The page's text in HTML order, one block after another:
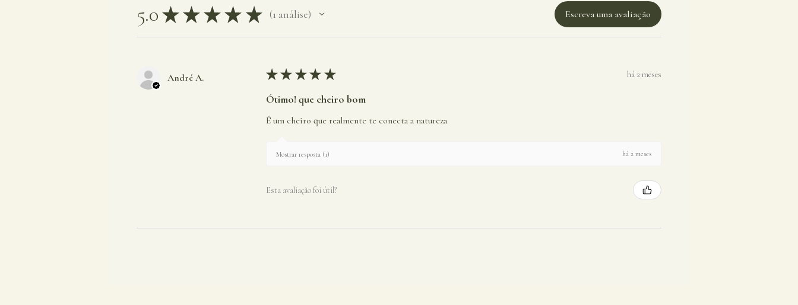
5.0 ★ ★ ★ ★ ★ 1 análise Escreva uma avaliação
André A. ★ ★ ★ ★ ★ há 2 meses
Ótimo! que cheiro bom
É um cheiro que realmente te conecta a natureza
Mostrar resposta (1) há 2 meses
Esta avaliação foi útil?